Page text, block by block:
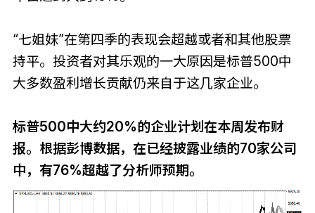
“七姐妹”在第四季的表现会超越或者和其他股票
持平。投资者对其乐观的一大原因是标普500中
大多数盈利增长贡献仍来自于这几家企业。
标普500中大约20%的企业计划在本周发布财
报。根据彭博数据，在已经披露业绩的70家公司
中，有76%超越了分析师预期。